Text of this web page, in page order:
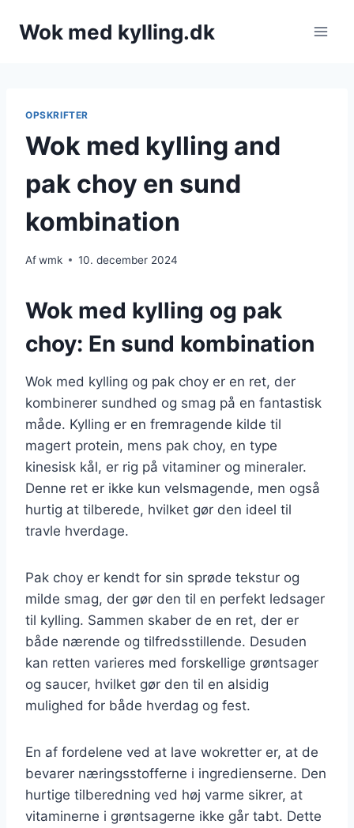
Wok med kylling.dk
OPSKRIFTER
Wok med kylling and
pak choy en sund
kombination
Afwmk 10. december 2024
Wok med kylling og pak
choy: En sund kombination
Wok med kylling og pak choy er en ret, der
kombinerer sundhed og smag på en fantastisk
måde. Kylling er en fremragende kilde til
magert protein, mens pak choy, en type
kinesisk kål, er rig på vitaminer og mineraler.
Denne ret er ikke kun velsmagende, men også
hurtig at tilberede, hvilket gør den ideel til
travle hverdage.
Pak choy er kendt for sin sprøde tekstur og
milde smag, der gør den til en perfekt ledsager
til kylling. Sammen skaber de en ret, der er
både nærende og tilfredsstillende. Desuden
kan retten varieres med forskellige grøntsager
og saucer, hvilket gør den til en alsidig
mulighed for både hverdag og fest.
En af fordelene ved at lave wokretter er, at de
bevarer næringsstofferne i ingredienserne. Den
hurtige tilberedning ved høj varme sikrer, at
vitaminerne i grøntsagerne ikke går tabt. Dette